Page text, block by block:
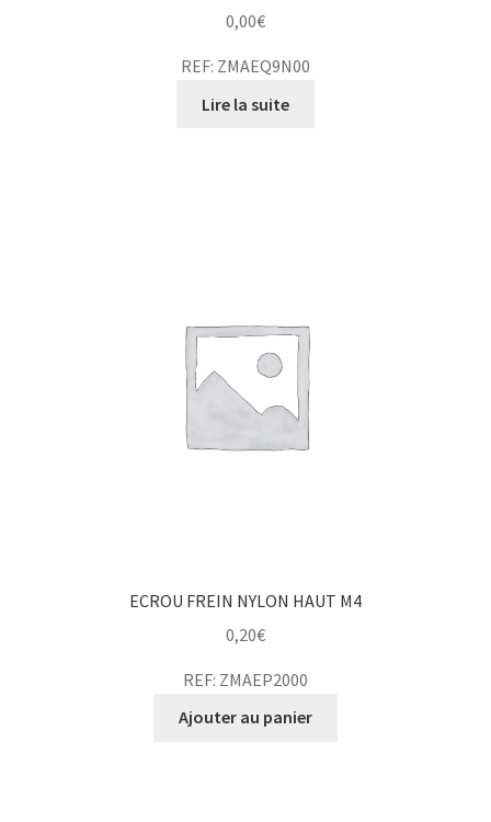
0,00€
REF: ZMAEQ9N00
Lire la suite
ECROU FREIN NYLON HAUT M4
0,20€
REF: ZMAEP2000
Ajouter au panier